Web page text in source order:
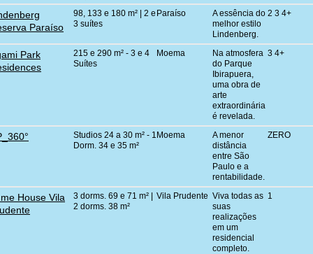
Paraíso
98, 133 e 180 m² | 2 e
3 suítes
Paraíso
A essência do
melhor estilo
Lindenberg.
2 3 4+
Park
215 e 290 m² - 3 e 4
Suítes
Moema
Na atmosfera
do Parque
Ibirapuera,
uma obra de
arte
extraordinária
é revelada.
3 4+
Studios 24 a 30 m² - 1
Dorm. 34 e 35 m²
Moema
A menor
distância
entre São
Paulo e a
rentabilidade.
ZERO
House Vila
3 dorms. 69 e 71 m² |
2 dorms. 38 m²
Vila Prudente Viva todas as
suas
realizações
em um
residencial
completo.
1